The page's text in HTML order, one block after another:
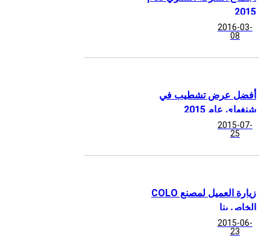
2015
2016-03-
08
أفضل عرض تشطيب في
شنغهاي عام 2015
2015-07-
25
زيارة العميل لمصنع COLO
الخاص بنا
2015-06-
23